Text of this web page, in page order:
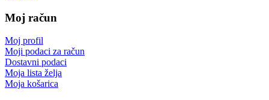
Moj račun
Moj profil
Moji podaci za račun
Dostavni podaci
Moja lista želja
Moja košarica